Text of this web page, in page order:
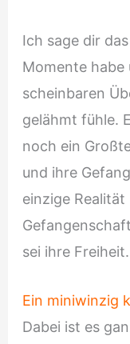
Ich sage dir
Momente
scheinbaren
gelähmt fühle.
noch ein
und ihre
einzige
sei ihre Freiheit.
Ein miniwinzig
Dabei ist es